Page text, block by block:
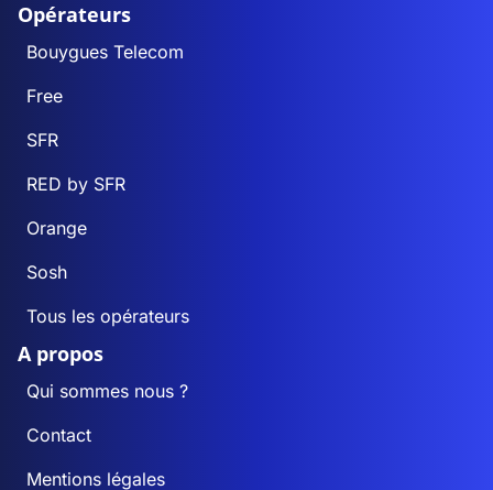
Opérateurs
Bouygues Telecom
Free
SFR
RED by SFR
Orange
Sosh
Tous les opérateurs
A propos
Qui sommes nous ?
Contact
Mentions légales